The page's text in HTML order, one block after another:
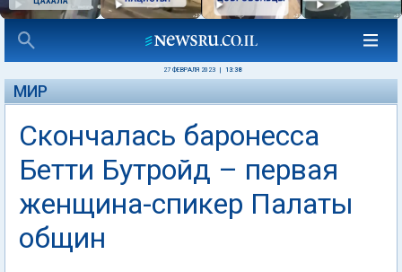
27 ФЕВРАЛЯ 2023 13:38
МИР
Скончалась баронесса
Бетти Бутройд – первая
женщина-спикер Палаты
общин